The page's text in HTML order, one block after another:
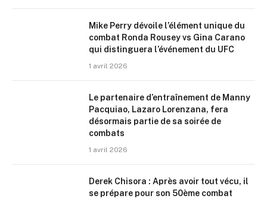
Mike Perry dévoile l’élément unique du
combat Ronda Rousey vs Gina Carano
qui distinguera l’événement du UFC
1 avril 2026
Le partenaire d’entraînement de Manny
Pacquiao, Lazaro Lorenzana, fera
désormais partie de sa soirée de
combats
1 avril 2026
Derek Chisora : Après avoir tout vécu, il
se prépare pour son 50ème combat